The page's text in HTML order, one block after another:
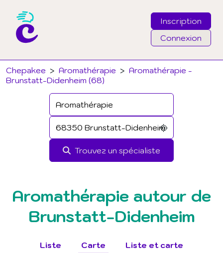
Inscription
Connexion
Chepakee > Aromathérapie > Aromathérapie -
Brunstatt-Didenheim (68)
Trouvez un spécialiste
Email
Mot de passe
J'ai oublié mon mot de passe
Connexion
Aromathérapie autour de
Brunstatt-Didenheim
Liste Carte Liste et carte